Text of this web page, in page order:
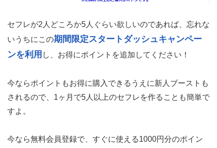
セフレが2人どころか5人ぐらい欲しいのであれば、忘れな
いうちにこの期間限定スタートダッシュキャンペー
ンを利用 し、お得にポイントを追加してください！
今ならポイントもお得に購入できるうえに新人ブーストも
されるので、1ヶ月で5人以上のセフレを作ることも簡単で
すよ。
今なら無料会員登録で、すぐに使える1000円分のポイン